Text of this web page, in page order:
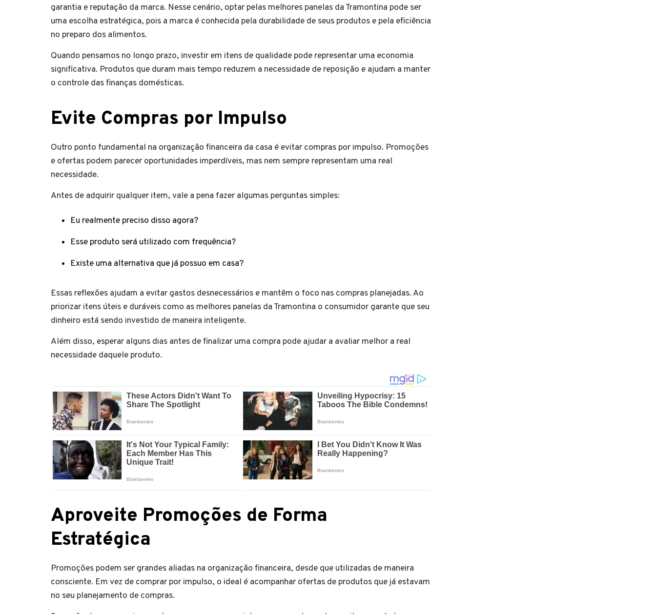
garantia e reputação da marca. Nesse cenário, optar pelas melhores panelas da Tramontina pode ser
uma escolha estratégica, pois a marca é conhecida pela durabilidade de seus produtos e pela eficiência
no preparo dos alimentos.
Quando pensamos no longo prazo, investir em itens de qualidade pode representar uma economia
significativa. Produtos que duram mais tempo reduzem a necessidade de reposição e ajudam a manter
o controle das finanças domésticas.
Evite Compras por Impulso
Outro ponto fundamental na organização financeira da casa é evitar compras por impulso. Promoções
e ofertas podem parecer oportunidades imperdíveis, mas nem sempre representam uma real
necessidade.
Antes de adquirir qualquer item, vale a pena fazer algumas perguntas simples:
Eu realmente preciso disso agora?
Esse produto será utilizado com frequência?
Existe uma alternativa que já possuo em casa?
Essas reflexões ajudam a evitar gastos desnecessários e mantêm o foco nas compras planejadas. Ao
priorizar itens úteis e duráveis como as melhores panelas da Tramontina o consumidor garante que seu
dinheiro está sendo investido de maneira inteligente.
Além disso, esperar alguns dias antes de finalizar uma compra pode ajudar a avaliar melhor a real
necessidade daquele produto.
Aproveite Promoções de Forma
Estratégica
Promoções podem ser grandes aliadas na organização financeira, desde que utilizadas de maneira
consciente. Em vez de comprar por impulso, o ideal é acompanhar ofertas de produtos que já estavam
no seu planejamento de compras.